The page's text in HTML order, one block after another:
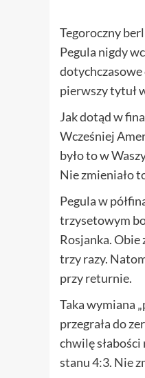
Tegoroczny
Pegula nigdy
dotychczasowe
pierwszy tytuł
Jak dotąd w
Wcześniej
było to w
Nie zmieniało
Pegula w
trzysetowym
Rosjanka. Obie
trzy razy.
przy returnie.
Taka wymiana
przegrała do
chwilę
stanu 4:3. Nie